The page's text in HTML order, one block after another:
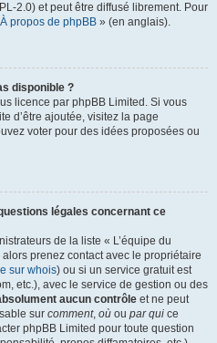
2.0) et peut être diffusé librement. Pour
À propos de phpBB » (en anglais).
disponible ?
licence par phpBB Limited. Si vous
d’être ajoutée, visitez la page
voter pour des idées proposées ou
légales concernant ce
de la liste « L’équipe du
prenez contact avec le propriétaire
sur whois) ou si un service gratuit est
etc.), avec le service de gestion ou des
aucun contrôle et ne peut
sur comment, où ou par qui ce
phpBB Limited pour toute question